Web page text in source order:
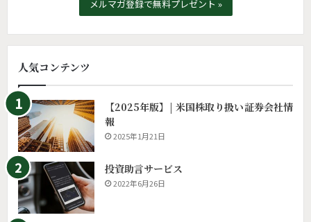
メルマガ登録で無料プレゼント »
人気コンテンツ
【2025年版】| 米国株取り扱い証券会社情
報
2025年1月21日
投資助言サービス
2022年6月26日